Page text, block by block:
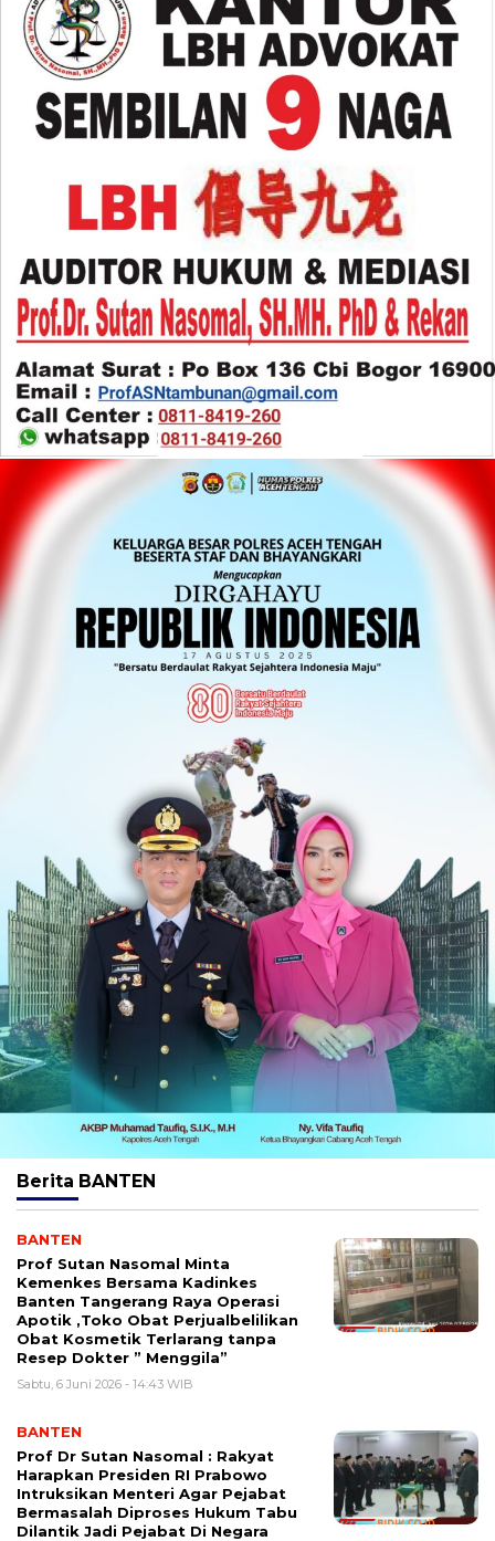
Berita BANTEN
BANTEN
Prof Sutan Nasomal Minta
Kemenkes Bersama Kadinkes
Banten Tangerang Raya Operasi
Apotik ,Toko Obat Perjualbelilikan
Obat Kosmetik Terlarang tanpa
Resep Dokter ” Menggila”
Sabtu, 6 Juni 2026 - 14:43 WIB
BANTEN
Prof Dr Sutan Nasomal : Rakyat
Harapkan Presiden RI Prabowo
Intruksikan Menteri Agar Pejabat
Bermasalah Diproses Hukum Tabu
Dilantik Jadi Pejabat Di Negara